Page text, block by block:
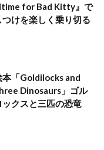
for Bad Kitty』で
つけを楽しく乗り切る
本「Goldilocks and
Dinosaurs」ゴル
ックスと三匹の恐竜